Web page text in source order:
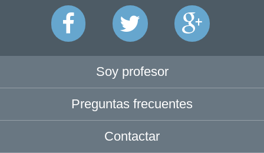
Soy profesor
Preguntas frecuentes
Contactar